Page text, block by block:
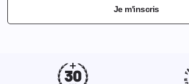
Je m'inscris